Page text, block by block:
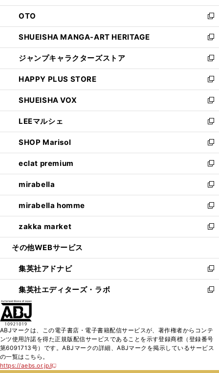
ウ
で
開
く
ン
ド
ウ
で
開
く
OTO
新
し
い
ウ
ィ
ン
ド
ウ
で
開
く
SHUEISHA MANGA-ART HERITAGE
新
し
い
ウ
ィ
ン
ド
ウ
で
開
く
ジャンプキャラクターズストア
新
し
い
ウ
ィ
ン
ド
ウ
で
開
く
HAPPY PLUS STORE
新
し
い
ウ
ィ
ン
ド
ウ
で
開
く
SHUEISHA VOX
新
し
い
ウ
ィ
ン
ド
ウ
で
開
く
LEEマルシェ
新
し
い
ウ
ィ
ン
ド
ウ
で
開
く
SHOP Marisol
新
し
い
ウ
ィ
ン
ド
ウ
で
開
eclat premium
新
し
い
ウ
ィ
ン
ド
ウ
開
く
mirabella
新
し
い
ウ
ィ
ン
ウ
で
開
く
mirabella homme
新
し
い
ウ
ン
ド
ウ
で
zakka market
新
し
ウ
ィ
ン
ド
く
その他WEBサービス
集英社アドナビ
新
し
い
ド
ウ
で
集英社エディターズ・ラボ
新
ィ
ン
ド
ABJマークは、この電子書店・電子書籍配信サービスが、著作権者からコンテ
ンツ使用許諾を得た正規版配信サービスであることを示す登録商標（登録番号
第6091713号）です。ABJマークの詳細、ABJマークを掲示しているサービス
の一覧はこちら。
https://aebs.or.jp/
新